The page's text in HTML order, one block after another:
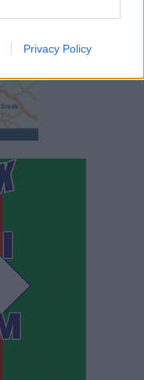
Privacy Policy